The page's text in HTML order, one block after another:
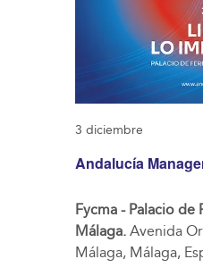
Andalucía
3 diciembre
Fycma - Palacio
Málaga. Avenida
Málaga, Málaga,